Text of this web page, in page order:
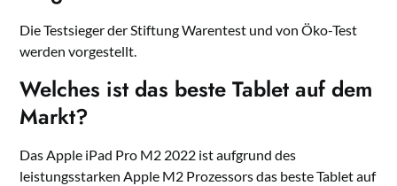
Die Testsieger der Stiftung Warentest und von Öko-Test
werden vorgestellt.
Welches ist das beste Tablet auf dem
Markt?
Das Apple iPad Pro M2 2022 ist aufgrund des
leistungsstarken Apple M2 Prozessors das beste Tablet auf